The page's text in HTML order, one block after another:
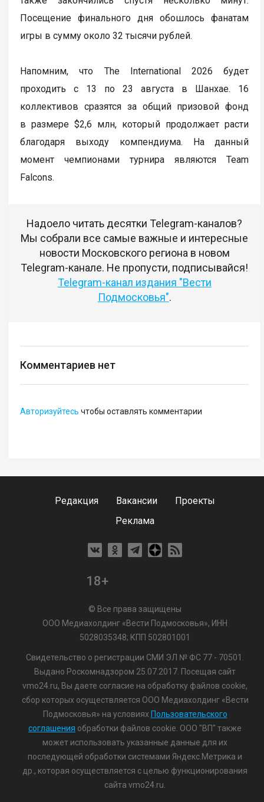
Посещение финального дня обошлось фанатам
игры в сумму около 32 тысячи рублей.
Напомним, что The International 2026 будет
проходить с 13 по 23 августа в Шанхае. 16
коллективов сразятся за общий призовой фонд
в размере $2,6 млн, который продолжает расти
благодаря выходу компендиума. На данный
момент чемпионами турнира являются Team
Falcons.
Надоело читать десятки Telegram-каналов?
Мы собрали все самые важные и интересные
новости Московского региона в новом
Telegram-канале. Не пропусти, подписывайся!
Telegram-канал издания "Вести
Подмосковья".
Комментариев нет
Авторизуйтесь чтобы оставлять комментарии
Редакция Вакансии
Проекты
Реклама
18+
© Все права защищены
ООО Медиахолдинг «Вести Подмосковья», ИНН
5028035348; КПП 502801001
Свидетельство о регистрации СМИ ЭЛ № ФС 77 - 70501.
Выдано Роскомнадзором 25.07.2017. Посещая сайт
vmo24.ru, Вы даете согласие на обработку файлов cookie,
сбор которых осуществляется ООО Медиахолдинг «Вести
Подмосковья» на условиях Пользовательского
соглашения обработки файлов cookie. ООО "ВП" также
может использовать указанные данные для их
последующей обработки системами Яндекс.Метрика и
др., которая осуществляется с целью функционирования
сайта vmo24.ru.